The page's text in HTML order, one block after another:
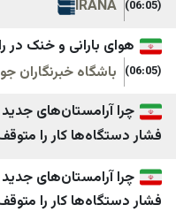
Lebanon 100.5
إعلام الوزارات
Lebanese DNA
هنا لبنان
تفاصيل
و خنک در راه مازندران
خبرنگاران جوان
جدید تهران
کار را متوقف کرد (06:05)
جدید تهران
کار را متوقف کرد (06:05)